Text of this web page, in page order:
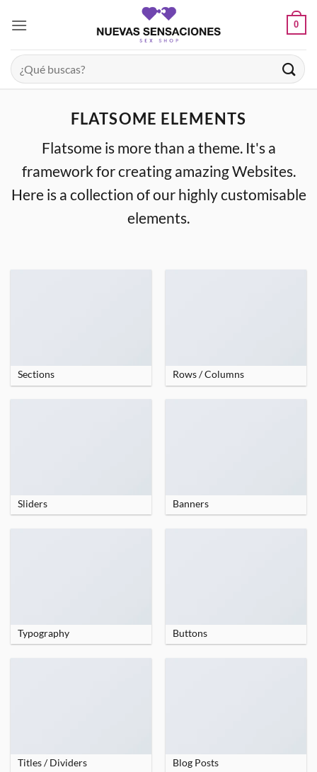
0
Buscar
por:
FLATSOME ELEMENTS
Flatsome is more than a theme. It's a
framework for creating amazing Websites.
Here is a collection of our highly customisable
elements.
Sections Rows / Columns
Sliders Banners
Typography Buttons
Titles / Dividers Blog Posts